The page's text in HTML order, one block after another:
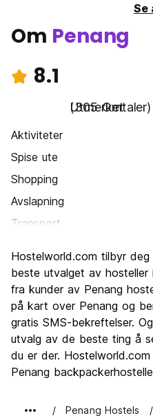
Se
Om Penang
8.1
Utmerket
(305 Omtaler)
Aktiviteter
Spise ute
Shopping
Avslapning
Transport
Kultur
Feste
Verdi for pengene
Hostelworld.com tilbyr
beste utvalget av hosteller
fra kunder av Penang
på kart over Penang og
gratis SMS-bekreftelser.
utvalg av de beste ting å
du er der.
Penang
Penang Hostels